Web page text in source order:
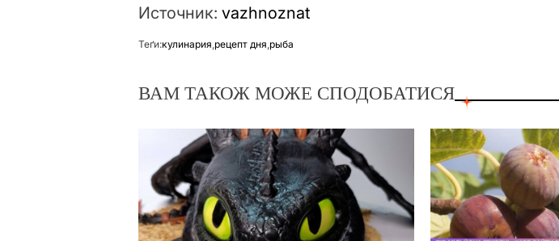
Источник:vazhnoznat
Теґи:кулинария рецепт дня рыба
ВАМ ТАКОЖ МОЖЕ СПОДОБАТИСЯ